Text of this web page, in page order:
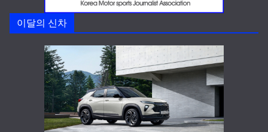
이달의 신차